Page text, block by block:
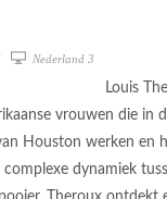
Nederland 3
Louis
vrouwen die in
Houston werken en
dynamiek